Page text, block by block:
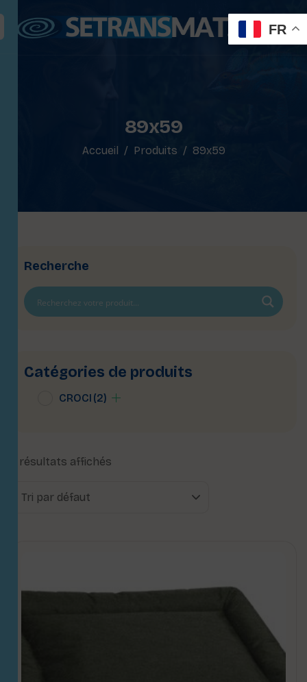
89x59
Accueil Produits 89x59
Recherche
Catégories de produits
CROCI (2)
2 résultats affichés
FR